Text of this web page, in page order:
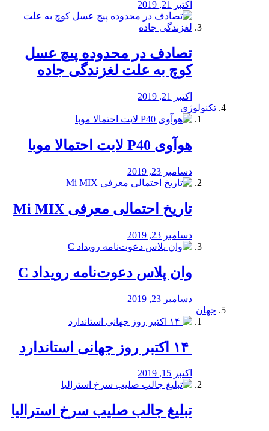
اکتبر 21, 2019
تصادف در محدوده پیچ عسل
کوچ به علت لغزندگی جاده
اکتبر 21, 2019
تکنولوژی
هوآوی P40 لایت احتمالا موبا
دسامبر 23, 2019
تاریخ احتمالی معرفی Mi MIX
دسامبر 23, 2019
وان پلاس دعوت‌نامه رویداد C
دسامبر 23, 2019
جهان
اکتبر 15, 2019
تبلیغ جالب صلیب سرخ استرالیا